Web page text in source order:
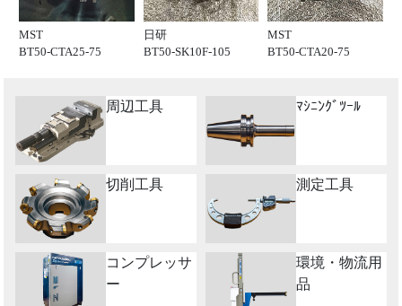
MST
BT50-CTA25-75
日研
BT50-SK10F-105
MST
BT50-CTA20-75
周辺工具 ﾏｼﾆﾝｸﾞﾂｰﾙ
切削工具 測定工具
コンプレッサ
ー
環境・物流用
品